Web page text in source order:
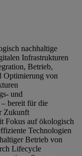
nachhaltige
Infrastrukturen
Betrieb,
Optimierung von
und
bereit für die
Zukunft
Fokus auf ökologisch
Technologien
Betrieb von
Lifecycle